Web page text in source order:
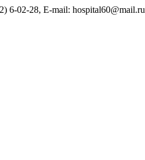
6-02-28, E-mail: hospital60@mail.ru